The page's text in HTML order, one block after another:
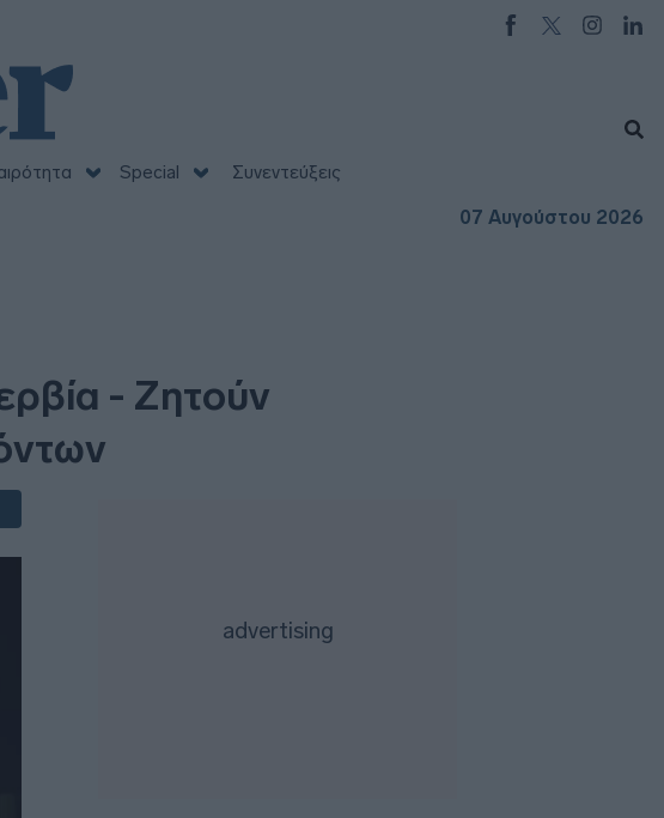
Special
Συνεντεύξεις
07 Αυγούστου 2026
- Ζητούν